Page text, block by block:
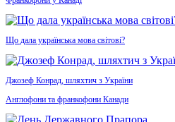
Що дала українська мова світові?
Джозеф Конрад, шляхтич з України
Англофони та франкофони Канади